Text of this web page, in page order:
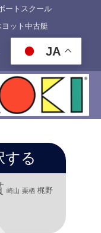
ートスクール
ヨット中古艇
JA
する
崎山 栗栖 梶野